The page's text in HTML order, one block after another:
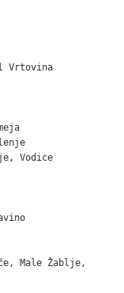
Vrtovina
Vodice
Male Žablje,